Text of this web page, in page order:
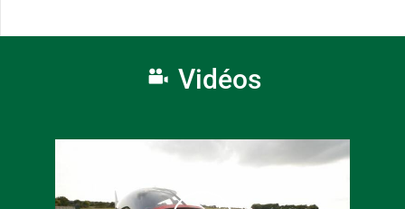
Vidéos